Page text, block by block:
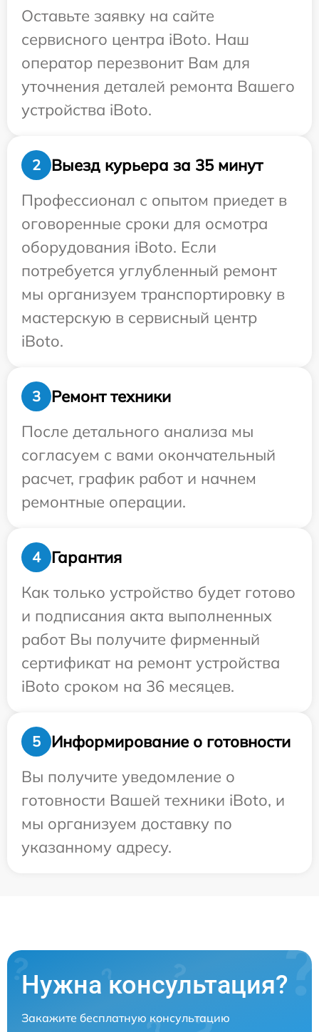
Оставьте заявку на сайте
сервисного центра iBoto. Наш
оператор перезвонит Вам для
уточнения деталей ремонта Вашего
устройства iBoto.
2
Выезд курьера за 35 минут
Профессионал с опытом приедет в
оговоренные сроки для осмотра
оборудования iBoto. Если
потребуется углубленный ремонт
мы организуем транспортировку в
мастерскую в сервисный центр
iBoto.
3
Ремонт техники
После детального анализа мы
согласуем с вами окончательный
расчет, график работ и начнем
ремонтные операции.
4
Гарантия
Как только устройство будет готово
и подписания акта выполненных
работ Вы получите фирменный
сертификат на ремонт устройства
iBoto сроком на 36 месяцев.
5
Информирование о готовности
Вы получите уведомление о
готовности Вашей техники iBoto, и
мы организуем доставку по
указанному адресу.
Нужна консультация?
Закажите бесплатную консультацию